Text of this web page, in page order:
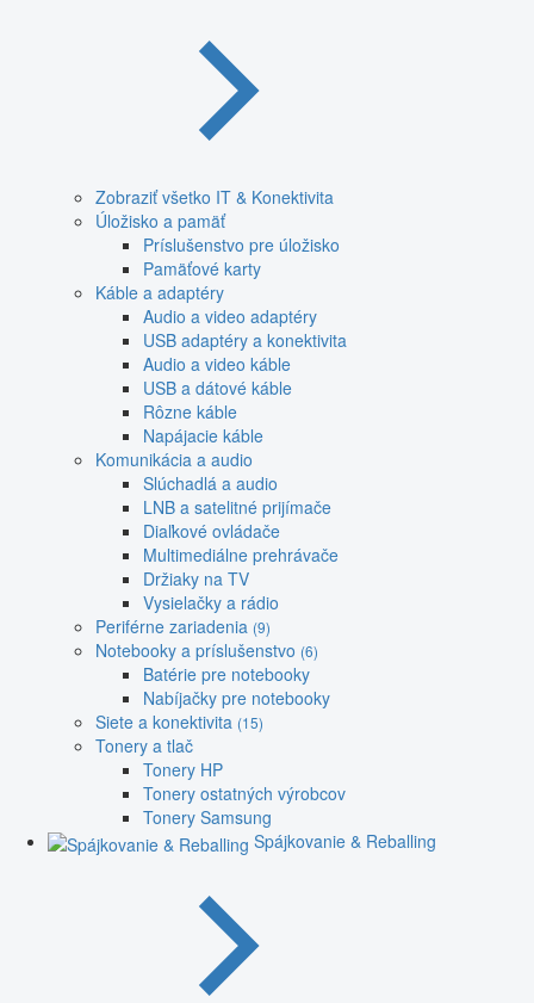
Zobraziť všetko IT & Konektivita
Úložisko a pamäť
Príslušenstvo pre úložisko
Pamäťové karty
Káble a adaptéry
Audio a video adaptéry
USB adaptéry a konektivita
Audio a video káble
USB a dátové káble
Rôzne káble
Napájacie káble
Komunikácia a audio
Slúchadlá a audio
LNB a satelitné prijímače
Diaľkové ovládače
Multimediálne prehrávače
Držiaky na TV
Vysielačky a rádio
Periférne zariadenia (9)
Notebooky a príslušenstvo (6)
Batérie pre notebooky
Nabíjačky pre notebooky
Siete a konektivita (15)
Tonery a tlač
Tonery HP
Tonery ostatných výrobcov
Tonery Samsung
Spájkovanie & Reballing